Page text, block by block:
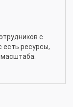
с
есть ресурсы,